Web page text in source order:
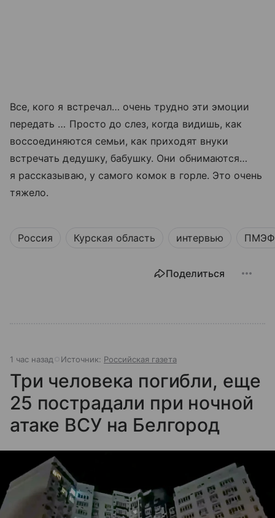
Все, кого я встречал… очень трудно эти эмоции
передать … Просто до слез, когда видишь, как
воссоединяются семьи, как приходят внуки
встречать дедушку, бабушку. Они обнимаются…
я рассказываю, у самого комок в горле. Это очень
тяжело.
Россия Курская область интервью ПМЭФ
Поделиться
1 час назад Источник: Российская газета
Три человека погибли, еще
25 пострадали при ночной
атаке ВСУ на Белгород